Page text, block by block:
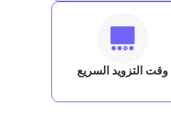
وقت التزويد السريع